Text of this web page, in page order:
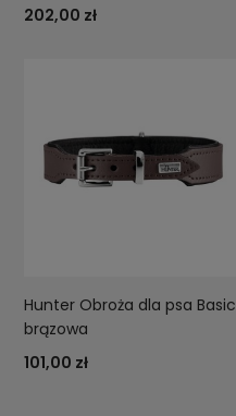
202,00 zł
Hunter Obroża dla psa Basic
brązowa
101,00 zł